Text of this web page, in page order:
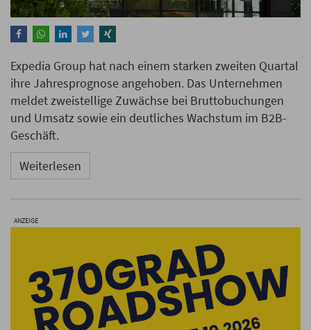
Expedia Group hat nach einem starken zweiten Quartal
ihre Jahresprognose angehoben. Das Unternehmen
meldet zweistellige Zuwächse bei Bruttobuchungen
und Umsatz sowie ein deutliches Wachstum im B2B-
Geschäft.
Weiterlesen
ANZEIGE